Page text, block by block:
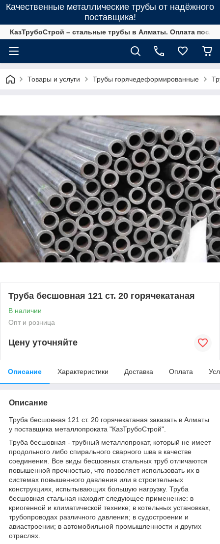
Качественные металлические трубы от надёжного
поставщика!
КазТрубоСтрой – стальные трубы в Алматы. Оплата
Товары и услуги Трубы горячедеформированные
Труба бесшовная 121 ст. 20 горячекатаная
В наличии
Опт и розница
Цену уточняйте
Описание Характеристики Доставка Оплата
Описание
Труба бесшовная 121 ст. 20 горячекатаная заказать в Алматы
у поставщика металлопроката "КазТрубоСтрой".
Труба бесшовная - трубный металлопрокат, который не имеет
продольного либо спирального сварного шва в качестве
соединения. Все виды бесшовных стальных труб отличаются
повышенной прочностью, что позволяет использовать их в
системах повышенного давления или в строительных
конструкциях, испытывающих большую нагрузку. Труба
бесшовная стальная находит следующее применение: в
криогенной и климатической технике; в котельных установках,
трубопроводах различного давления; в судостроении и
авиастроении; в автомобильной промышленности и других
отраслях.